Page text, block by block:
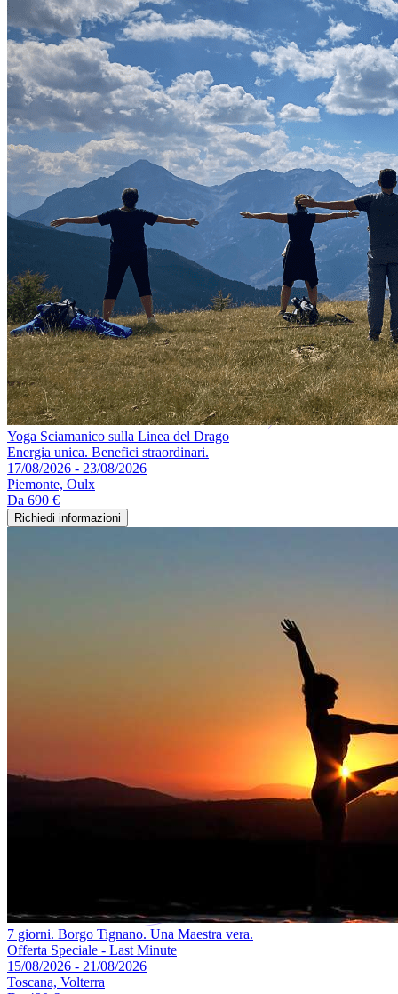
Yoga Sciamanico sulla Linea del Drago
Energia unica. Benefici straordinari.
17/08/2026 - 23/08/2026
Piemonte, Oulx
Da 690 €
Richiedi informazioni
7 giorni. Borgo Tignano. Una Maestra vera.
Offerta Speciale - Last Minute
15/08/2026 - 21/08/2026
Toscana, Volterra